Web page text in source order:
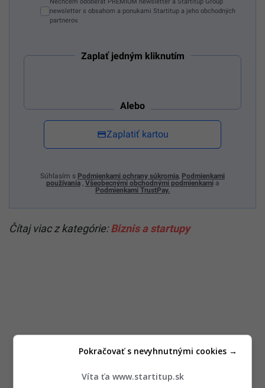
newsletter s obsahom a ponukami Startitup a jeho obchodných
partnerov.
Zaplať jedným kliknutím
Alebo
Zaplatiť kartou
Súhlasím s Podmienkami ochrany súkromia Podmienkami
používania, Všeobecnými obchodnými podmienkamia
Podmienkami TrustPay.
Čítaj viac z kategórie:Biznis a startupy
Víta ťa www.startitup.sk
Pokračovať s nevyhnutnými cookies →